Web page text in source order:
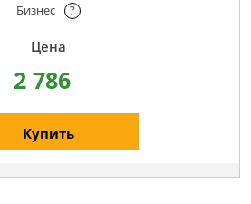
Бизнес ?
2 786
Купить